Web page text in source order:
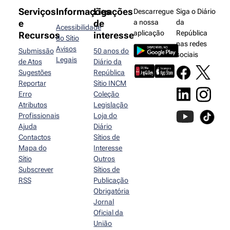
Serviços
e
Recursos
Submissão
de Atos
Sugestões
Reportar
Erro
Atributos
Profissionais
Ajuda
Contactos
Mapa do
Sítio
Subscrever
RSS
Informações
Acessibilidade
do Sítio
Avisos
Legais
Ligações
de
interesse
50 anos do
Diário da
República
Sítio INCM
Coleção
Legislação
Loja do
Diário
Sítios de
Interesse
Outros
Sítios de
Publicação
Obrigatória
Jornal
Oficial da
União
Descarregue
a nossa
aplicação
Siga o Diário
da
República
nas redes
sociais